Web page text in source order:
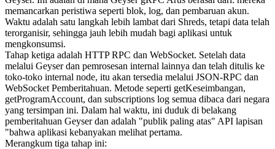
memancarkan peristiwa seperti blok, log, dan pembaruan akun.
Waktu adalah satu langkah lebih lambat dari Shreds, tetapi data telah
terorganisir, sehingga jauh lebih mudah bagi aplikasi untuk
mengkonsumsi.
Tahap ketiga adalah HTTP RPC dan WebSocket. Setelah data
melalui Geyser dan pemrosesan internal lainnya dan telah ditulis ke
toko-toko internal node, itu akan tersedia melalui JSON-RPC dan
WebSocket Pemberitahuan. Metode seperti getKeseimbangan,
getProgramAccount, dan subscriptions log semua dibaca dari negara
yang tersimpan ini. Dalam hal waktu, ini duduk di belakang
pemberitahuan Geyser dan adalah "publik paling atas" API lapisan
"bahwa aplikasi kebanyakan melihat pertama.
Merangkum tiga tahap ini: